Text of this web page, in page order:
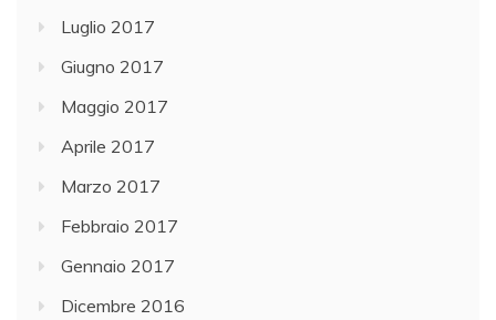
Luglio 2017
Giugno 2017
Maggio 2017
Aprile 2017
Marzo 2017
Febbraio 2017
Gennaio 2017
Dicembre 2016